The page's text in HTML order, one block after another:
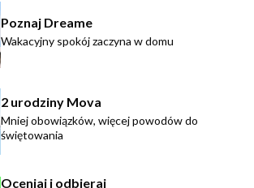
Poznaj Dreame
Wakacyjny spokój zaczyna w domu
2 urodziny Mova
Mniej obowiązków, więcej powodów do
świętowania
Oceniaj i odbieraj